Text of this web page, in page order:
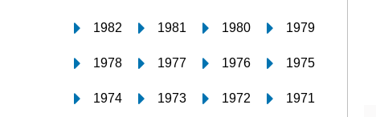
1982 1981 1980 1979
1978 1977 1976 1975
1974 1973 1972 1971